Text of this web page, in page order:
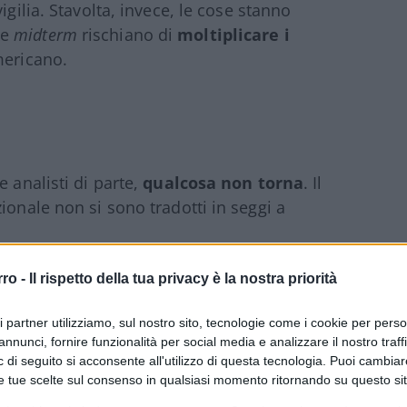
- Il rispetto della tua privacy è la nostra priorità
partner utilizziamo, sul nostro sito, tecnologie come i cookie per
fornire funzionalità per social media e analizzare il nostro
di seguito si acconsente all'utilizzo di questa tecnologia. Puoi
tue scelte sul consenso in qualsiasi momento ritornando su questo
Stavolta, invece, le cose stanno
midterm rischiano di moltiplicare i
analisti di parte, qualcosa non torna. Il
non si sono tradotti in seggi a
di “vittoria mutilata”per i Repubblicani
diparecchi milioni di voti.
etniche e in fasce di
le donne sposate.